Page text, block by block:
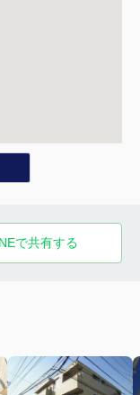
で共有する